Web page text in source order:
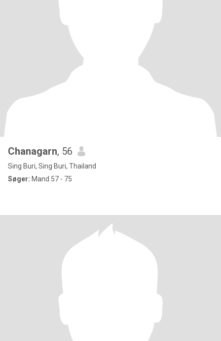
Chanagarn, 56
Sing Buri, Sing Buri, Thailand
Søger: Mand 57 - 75